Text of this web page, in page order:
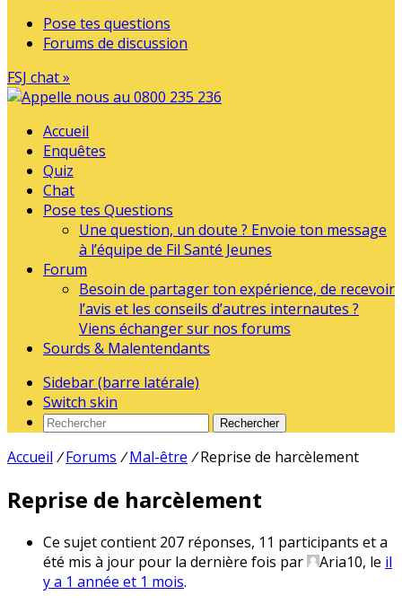
Pose tes questions
Forums de discussion
FSJ chat »
Accueil
Enquêtes
Quiz
Chat
Pose tes Questions
Une question, un doute ? Envoie ton message
à l’équipe de Fil Santé Jeunes
Forum
Besoin de partager ton expérience, de recevoir
l’avis et les conseils d’autres internautes ?
Viens échanger sur nos forums
Sourds & Malentendants
Sidebar (barre latérale)
Switch skin
Rechercher
Accueil / Forums / Mal-être / Reprise de harcèlement
Reprise de harcèlement
Ce sujet contient 207 réponses, 11 participants et a
été mis à jour pour la dernière fois par
Aria10, le il
y a 1 année et 1 mois.